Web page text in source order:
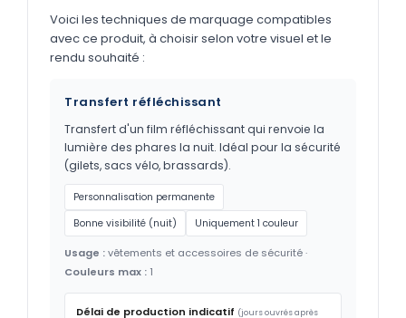
Voici les techniques de marquage compatibles
avec ce produit, à choisir selon votre visuel et le
rendu souhaité :
Transfert réfléchissant
Transfert d'un film réfléchissant qui renvoie la
lumière des phares la nuit. Idéal pour la sécurité
(gilets, sacs vélo, brassards).
Personnalisation permanente
Bonne visibilité (nuit)
Uniquement 1 couleur
Usage :vêtements et accessoires de sécurité ·
Couleurs max : 1
Délai de production indicatif (jours ouvrés après